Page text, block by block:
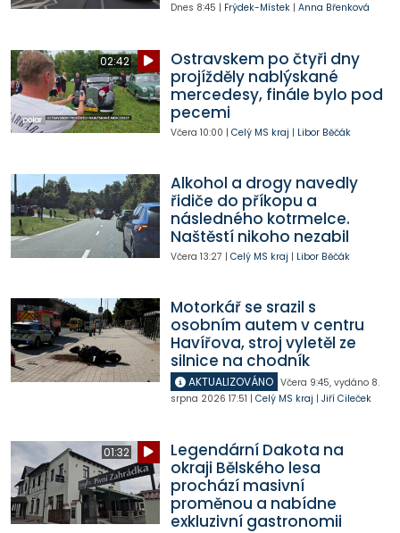
Dnes 8:45 | Frýdek-Místek| Anna Břenková
02:42
Ostravskem po čtyři dny
projížděly nablýskané
mercedesy, finále bylo pod
pecemi
Včera 10:00 | Celý MS kraj | Libor Běčák
Alkohol a drogy navedly
řidiče do příkopu a
následného kotrmelce.
Naštěstí nikoho nezabil
Včera 13:27 | Celý MS kraj | Libor Běčák
Motorkář se srazil s
osobním autem v centru
Havířova, stroj vyletěl ze
silnice na chodník
AKTUALIZOVÁNO Včera 9:45, vydáno 8.
srpna 2026 17:51 | Celý MS kraj | Jiří Cileček
01:32
Legendární Dakota na
okraji Bělského lesa
prochází masivní
proměnou a nabídne
exkluzivní gastronomii